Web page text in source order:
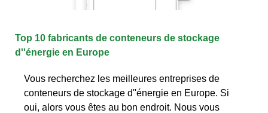
Top 10 fabricants de conteneurs de stockage
d''énergie en Europe
Vous recherchez les meilleures entreprises de
conteneurs de stockage d''énergie en Europe. Si
oui, alors vous êtes au bon endroit. Nous vous